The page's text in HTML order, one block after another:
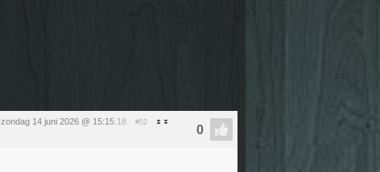
zondag 14 juni 2026 @ 15:15:18 #52